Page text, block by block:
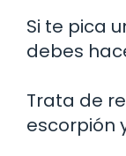
Si te pica
debes
Trata de
escorpión